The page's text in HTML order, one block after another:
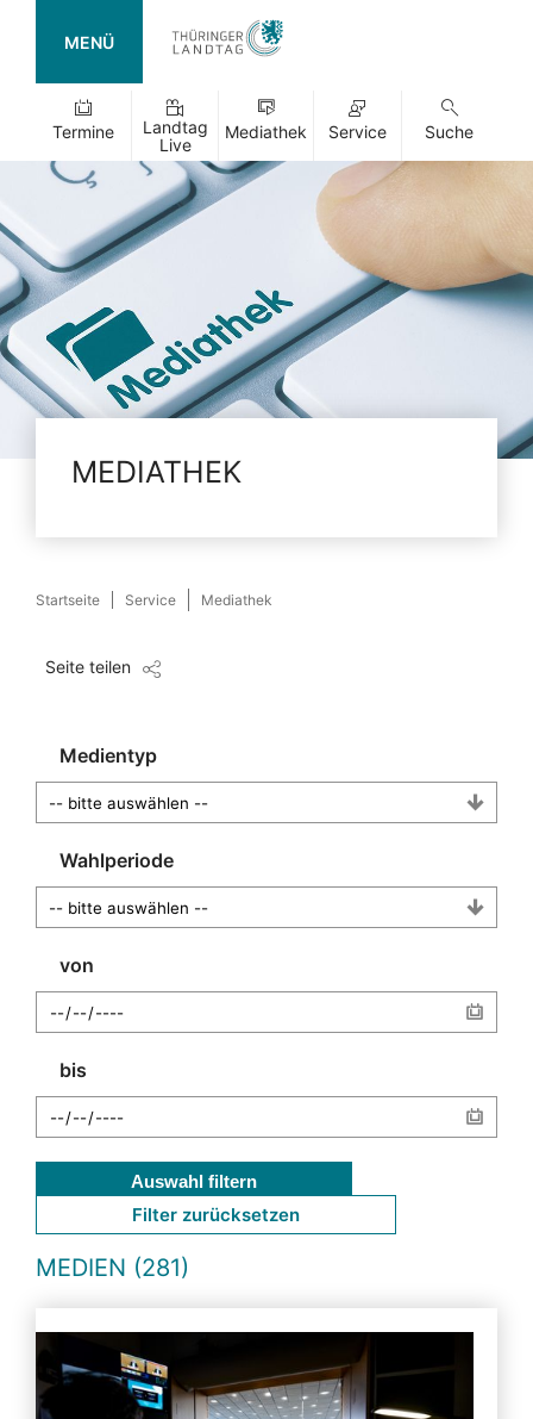
MENÜ
Termine
Landtag
Live
Mediathek Service Suche
MEDIATHEK
Startseite Service Mediathek
Seite teilen
Medientyp
Wahlperiode
von
bis
Auswahl filtern
Filter zurücksetzen
MEDIEN (281)